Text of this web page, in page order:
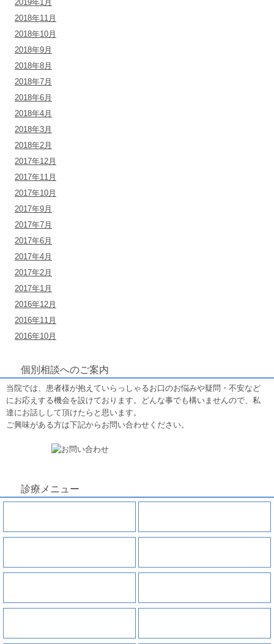
2019年1月
2018年11月
2018年10月
2018年9月
2018年8月
2018年7月
2018年6月
2018年4月
2018年3月
2018年2月
2017年12月
2017年11月
2017年10月
2017年9月
2017年7月
2017年6月
2017年4月
2017年2月
2017年1月
2016年12月
2016年11月
2016年10月
個別相談へのご案内
当院では、患者様が抱えていらっしゃるお口のお悩みや疑問・不安など
にお応えする機会を設けております。どんな事でも構いませんので、私
達にお話しして頂けたらと思います。
ご興味がある方は下記からお問い合わせください。
診療メニュー